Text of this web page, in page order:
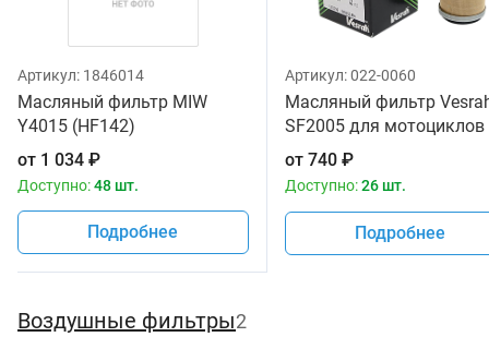
Артикул: 1846014
Масляный фильтр MIW
Y4015 (HF142)
от 1 034 ₽
Доступно:48 шт.
Подробнее
Артикул:022-0060
Масляный фильтр
SF2005 для мотоциклов
от 740₽
Доступно:26 шт.
Подробнее
Воздушные фильтры2